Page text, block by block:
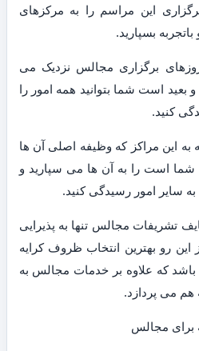
این مراسم را به مرکزهای
بسپارید.
برگزاری مجالس نزدیک می
بعید است شما بتوانید همه امور را
کنید.
به این مراکز که وظیفه اصلی آن ها
است را به آن ها می سپارید و
سایر امور رسیدگی کنید.
تشریفات مجالس تنها به پذیرایی
رو بهترین انتخاب ظروف کرایه
باشد که علاوه بر خدمات مجالس به
هم می پردازد.
برای مجالس